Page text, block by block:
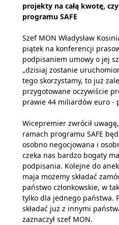
projekty na całą kwotę,
programu SAFE
Szef MON Władysław
piątek na konferencji
podpisaniem umowy o jej
„dzisiaj zostanie
tego skorzystamy, to już
przygotowane oczywiście
prawie 44 miliardów euro -
Wicepremier zwrócił
ramach programu SAFE
osobno negocjowana i
czeka nas bardzo bogaty
podpisania. Kolejne do
maja możemy składać
państwo członkowskie, w
tylko dla jednego państwa.
składać już z innymi
zaznaczył szef MON.